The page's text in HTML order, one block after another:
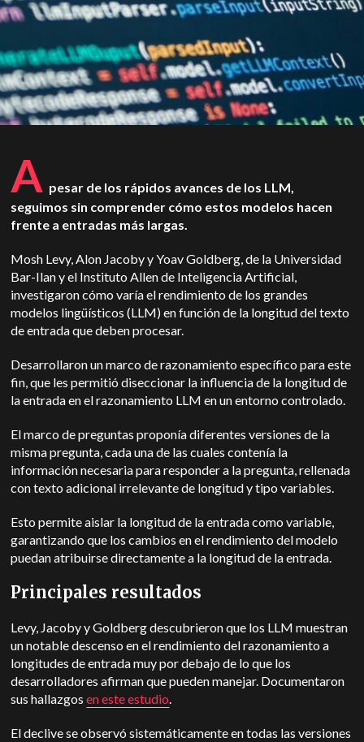
A pesar de los rápidos avances de los LLM,
seguimos sin comprender cómo estos modelos hacen
frente a entradas más largas.
Mosh Levy, Alon Jacoby y Yoav Goldberg, de la Universidad
Bar-Ilan y el Instituto Allen de Inteligencia Artificial,
investigaron cómo varía el rendimiento de los grandes
modelos lingüísticos (LLM) en función de la longitud del texto
de entrada que deben procesar.
Desarrollaron un marco de razonamiento específico para este
fin, que les permitió diseccionar la influencia de la longitud de
la entrada en el razonamiento LLM en un entorno controlado.
El marco de preguntas proponía diferentes versiones de la
misma pregunta, cada una de las cuales contenía la
información necesaria para responder a la pregunta, rellenada
con texto adicional irrelevante de longitud y tipo variables.
Esto permite aislar la longitud de la entrada como variable,
garantizando que los cambios en el rendimiento del modelo
puedan atribuirse directamente a la longitud de la entrada.
Principales resultados
Levy, Jacoby y Goldberg descubrieron que los LLM muestran
un notable descenso en el rendimiento del razonamiento a
longitudes de entrada muy por debajo de lo que los
desarrolladores afirman que pueden manejar. Documentaron
sus hallazgosen este estudio.
El declive se observó sistemáticamente en todas las versiones